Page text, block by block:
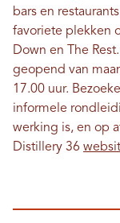
bars en
favoriete plekken
Down en The
geopend van
17.00 uur.
informele
werking is, en op
Distillery 36